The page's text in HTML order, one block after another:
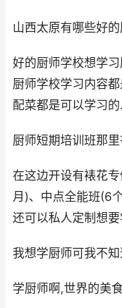
山西太原有哪些好
好的厨师学校想学
厨师学校学习内容
配菜都是可以学习的.
厨师短期培训班那
在这边开设有裱花
月)、中点全能班(6
还可以私人定制想
我想学厨师可我不
学厨师啊,世界的美